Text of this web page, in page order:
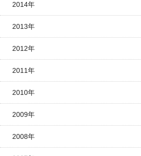
2014年
2013年
2012年
2011年
2010年
2009年
2008年